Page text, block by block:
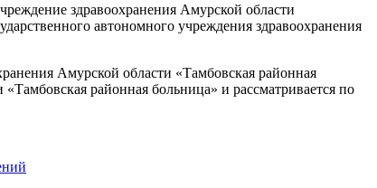
здравоохранения Амурской области
автономного учреждения здравоохранения
Амурской области «Тамбовская районная
районная больница» и рассматривается по